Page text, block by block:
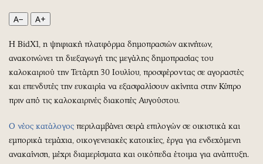
Ελλάδα
Παράξενα
Πολιτισμός
Σινεμά
Θέατρο-Χορός
Μουσική
Εικαστικά
Βιβλίο
Media
Εκπομπές
Wine routes
Podcasts
Uncut
Προσφορές
Προσωπικότητες στην ''Κ''
A− A+
Η BidX1, η ψηφιακή πλατφόρμα δημοπρασιών ακινήτων,
ανακοινώνει τη διεξαγωγή της μεγάλης δημοπρασίας του
καλοκαιριού την Τετάρτη 30 Ιουλίου, προσφέροντας σε αγοραστές
και επενδυτές την ευκαιρία να εξασφαλίσουν ακίνητα στην Κύπρο
πριν από τις καλοκαιρινές διακοπές Αυγούστου.
Ο νέος κατάλογος περιλαμβάνει σειρά επιλογών σε οικιστικά και
εμπορικά τεμάχια, οικογενειακές κατοικίες, έργα για ενδεχόμενη
ανακαίνιση, μέχρι διαμερίσματα και οικόπεδα έτοιμα για ανάπτυξη.